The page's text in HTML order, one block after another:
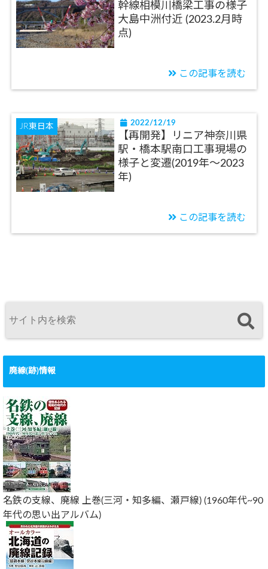
幹線相模川橋梁工事の様子
大島中洲付近 (2023.2月時
点)
この記事を読む
JR東日本 2022/12/19
【再開発】リニア神奈川県
駅・橋本駅南口工事現場の
様子と変遷(2019年～2023
年)
この記事を読む
廃線(跡)情報
名鉄の支線、廃線 上巻(三河・知多編、瀬戸線) (1960年代~90
年代の思い出アルバム)